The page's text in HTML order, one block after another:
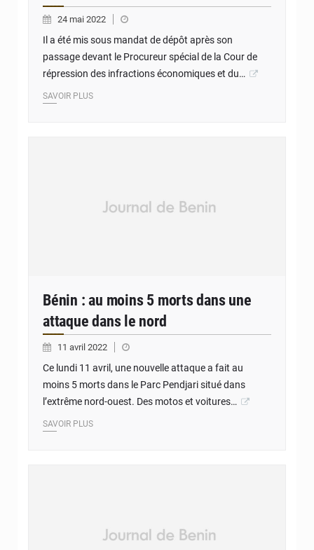
24 mai 2022
Il a été mis sous mandat de dépôt après son
passage devant le Procureur spécial de la Cour de
répression des infractions économiques et du…
SAVOIR PLUS
Bénin : au moins 5 morts dans une
attaque dans le nord
11 avril 2022
Ce lundi 11 avril, une nouvelle attaque a fait au
moins 5 morts dans le Parc Pendjari situé dans
l’extrême nord-ouest. Des motos et voitures…
SAVOIR PLUS